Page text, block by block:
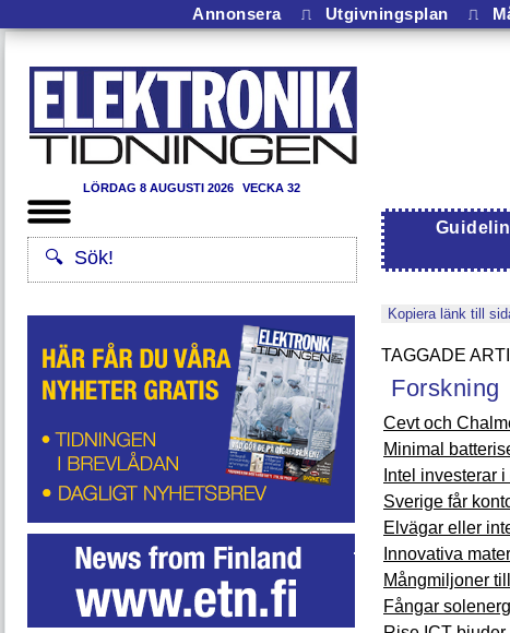
Annonsera ⎍ Utgivningsplan ⎍
LÖRDAG 8 AUGUSTI 2026 VECKA 32
Kopiera länk till
Forskning
Cevt och
Minimal
Intel investerar i
Sverige får
Elvägar eller
Innovativa
Mångmiljoner
Fångar